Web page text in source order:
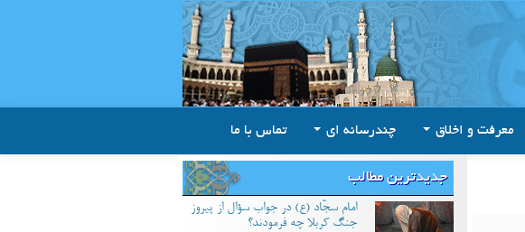
معرفت و اخلاق چندرسانه ای تماس با ما
جدیدترین مطالب
امام سجّاد (ع) در جواب سؤال از پیروز
جنگ کربلا چه فرمودند؟